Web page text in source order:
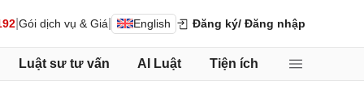
Gói dịch vụ & Giá English Đăng ký/ Đăng nhập
Luật sư tư vấn AI Luật Tiện ích